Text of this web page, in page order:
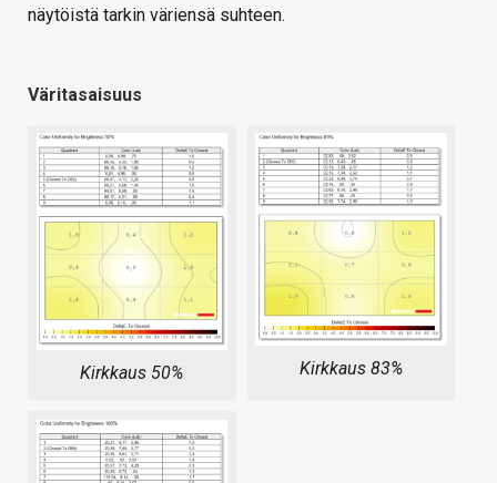
näytöistä tarkin väriensä suhteen.
Väritasaisuus
Kirkkaus 50% Kirkkaus 83%